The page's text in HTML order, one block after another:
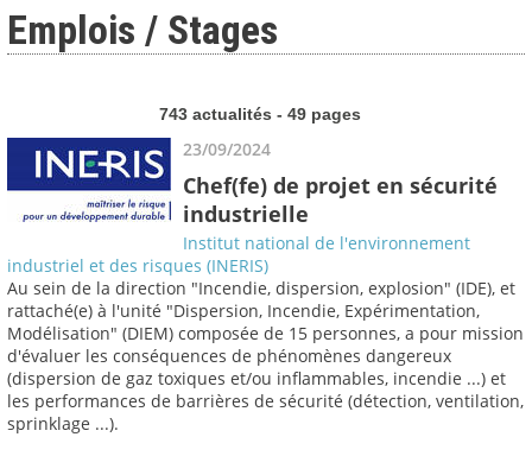
Emplois / Stages
743 actualités - 49 pages
23/09/2024
Chef(fe) de projet en sécurité
industrielle
Institut national de l'environnement
industriel et des risques (INERIS)
Au sein de la direction "Incendie, dispersion, explosion" (IDE), et
rattaché(e) à l'unité "Dispersion, Incendie, Expérimentation,
Modélisation" (DIEM) composée de 15 personnes, a pour mission
d'évaluer les conséquences de phénomènes dangereux
(dispersion de gaz toxiques et/ou inflammables, incendie ...) et
les performances de barrières de sécurité (détection, ventilation,
sprinklage ...).